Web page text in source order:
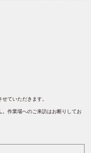
ていただきます。
。作業場へのご来訪はお断りしてお